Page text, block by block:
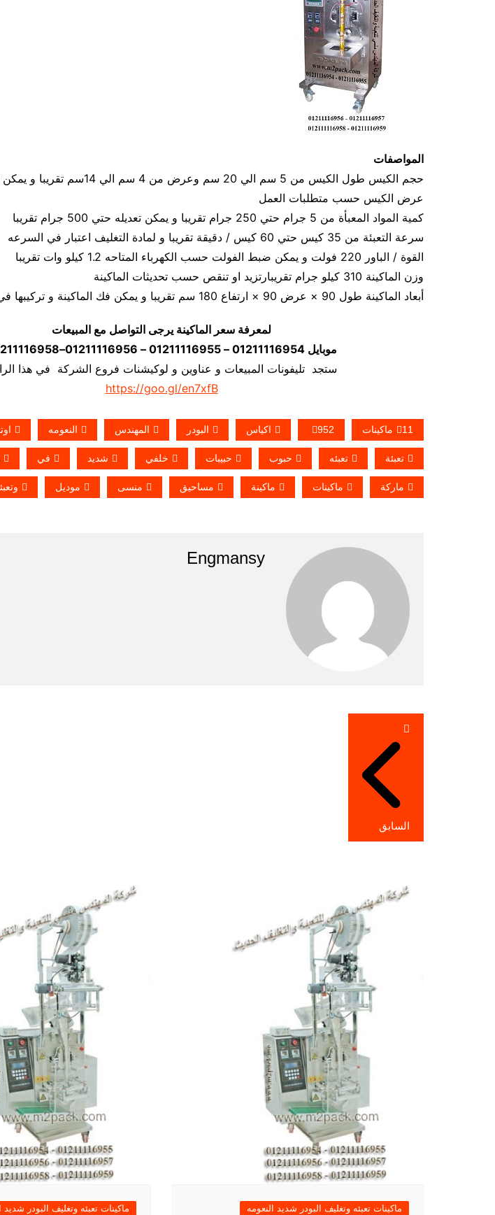
المواصفات
حجم الكيس طول الكيس من 5 سم الي 20 سم
عرض الكيس حسب متطلبات العمل
كمية المواد المعبأة من 5 جرام حتي 250 جرام تقريبا و يمكن تعديله حتي 500 جرام تقريبا
سرعة التعبئة من 35 كيس حتي 60 كيس / دقيقة تقريبا و لمادة التغليف اعتبار في السرعه
القوة / الباور 220 فولت و يمكن ضبط الفولت حسب الكهرباء المتاحه 1.2 كيلو وات تقريبا
وزن الماكينة 310 كيلو جرام تقريبارتزيد او تنقص حسب تحديثات الماكينة
أبعاد الماكينة طول 90 × عرض 90 × ارتفاع 180 سم تقريبا و يمكن فك الماكينة و تركيبها في اي مكان
لمعرفة سعر الماكينة يرجى التواصل مع المبيعات
موبايل 01211116954 – 01211116955 – 01211116956–01211116958
ستجد تليفونات المبيعات و عناوين و لوكيشنات فروع الشركة في هذا
https://goo.gl/en7xfB
11ماكينات 952 اكياس البودر المهندس النعومه
تعبئة تعبئه حبوب حبيبات خلفي شديد في
ماركة ماكينات ماكينة مساحيق منسى موديل
Engmansy
تصفّح
المقالات
السابق
ماكينات تعبئه وتغليف البودر شديد النعومه ماكينات تعبئه وتغليف البودر شديد